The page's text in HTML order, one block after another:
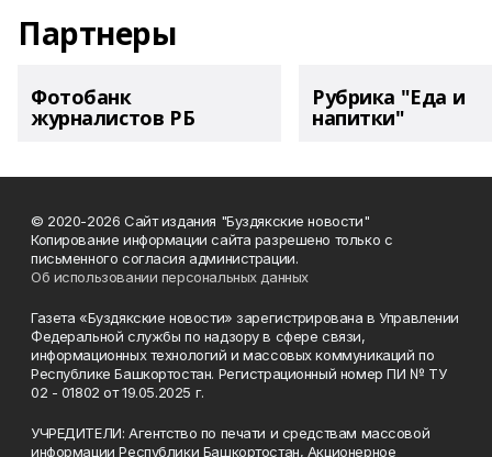
Партнеры
Фотобанк
журналистов РБ
Рубрика "Еда и
напитки"
© 2020-2026 Сайт издания "Буздякские новости"
Копирование информации сайта разрешено только с
письменного согласия администрации.
Об использовании персональных данных
Газета «Буздякские новости» зарегистрирована в Управлении
Федеральной службы по надзору в сфере связи,
информационных технологий и массовых коммуникаций по
Республике Башкортостан. Регистрационный номер ПИ № ТУ
02 - 01802 от 19.05.2025 г.
УЧРЕДИТЕЛИ: Агентство по печати и средствам массовой
информации Республики Башкортостан, Акционерное